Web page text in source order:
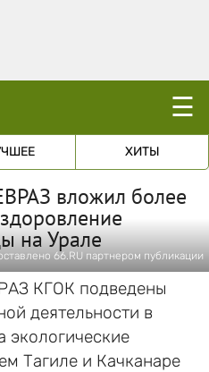
☰
ХИТЫ
вложил более
на Урале
66.RU партнером публикации
КГОК подведены
деятельности в
экологические
Тагиле и Качканаре